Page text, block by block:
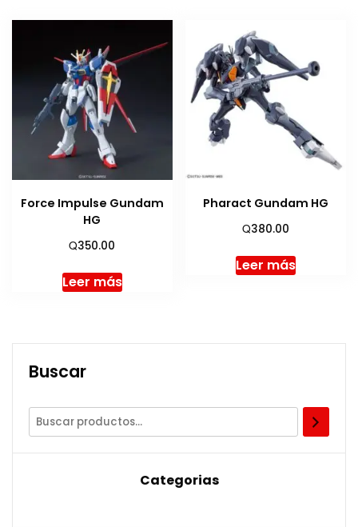
Force Impulse Gundam
HG
Q350.00
Leer más
Pharact Gundam HG
Q380.00
Leer más
Buscar
Categorias